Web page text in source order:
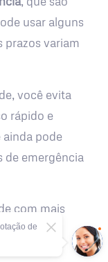
usar alguns
prazos variam
você evita
rápido e
ainda pode
de emergência
com mais
de